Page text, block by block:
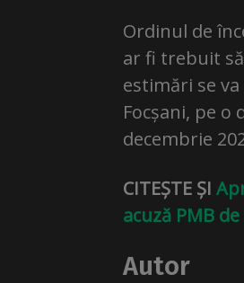
Ordinul de
ar fi trebuit
estimări se
Focșani, pe
decembrie
CITEȘTE ȘI
acuză PMB
Autor